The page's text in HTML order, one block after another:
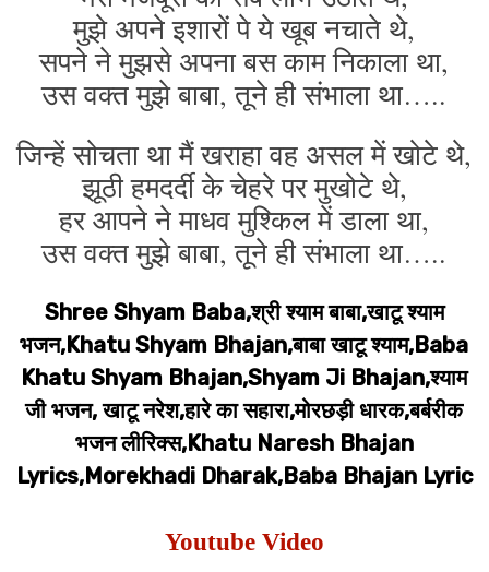
मुझे अपने इशारों पे ये खूब नचाते थे,
सपने ने मुझसे अपना बस काम निकाला था,
उस वक्त मुझे बाबा, तूने ही संभाला था…..
जिन्हें सोचता था मैं खराहा वह असल में खोटे थे,
झूठी हमदर्दी के चेहरे पर मुखोटे थे,
हर आपने ने माधव मुश्किल में डाला था,
उस वक्त मुझे बाबा, तूने ही संभाला था…..
Shree Shyam Baba,श्री श्याम बाबा,खाटू श्याम
भजन,Khatu Shyam Bhajan,बाबा खाटू श्याम,Baba
Khatu Shyam Bhajan,Shyam Ji Bhajan,श्याम
जी भजन, खाटू नरेश,हारे का सहारा,मोरछड़ी धारक,बर्बरीक
भजन लीरिक्स,Khatu Naresh Bhajan
Lyrics,Morekhadi Dharak,Baba Bhajan Lyric
Youtube Video